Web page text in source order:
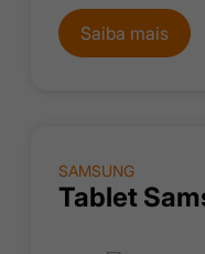
Saiba mais
SAMSUNG
Tablet